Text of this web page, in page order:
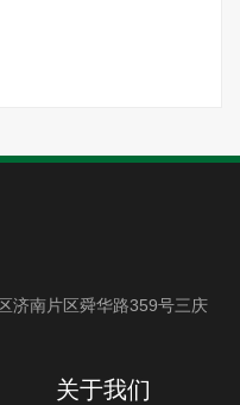
济南片区舜华路359号三庆
关于我们